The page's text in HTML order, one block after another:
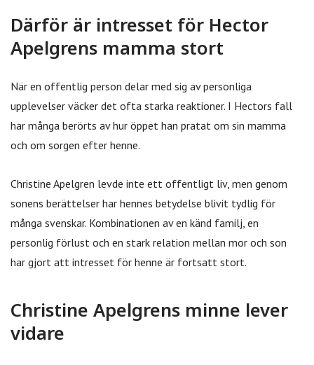
Därför är intresset för Hector
Apelgrens mamma stort
När en offentlig person delar med sig av personliga
upplevelser väcker det ofta starka reaktioner. I Hectors fall
har många berörts av hur öppet han pratat om sin mamma
och om sorgen efter henne.
Christine Apelgren levde inte ett offentligt liv, men genom
sonens berättelser har hennes betydelse blivit tydlig för
många svenskar. Kombinationen av en känd familj, en
personlig förlust och en stark relation mellan mor och son
har gjort att intresset för henne är fortsatt stort.
Christine Apelgrens minne lever
vidare